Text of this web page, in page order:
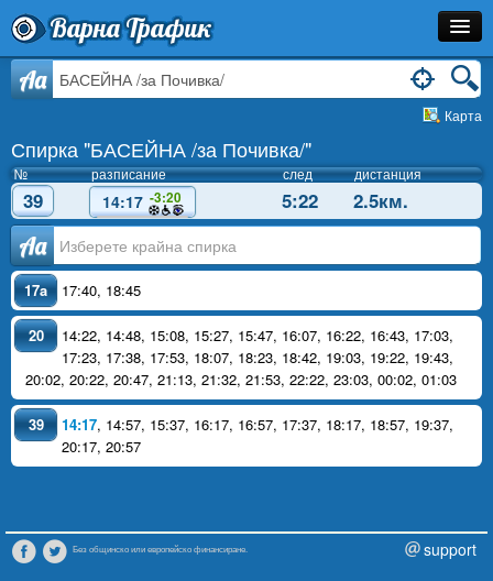
Варна Трафик
Спирка
Разписание
Как Да Стигна?
Инфо
Aa
Карта
Спирка "БАСЕЙНА /за Почивка/"
№ разписание след дистанция
39 14:17 -3:20 5:22 2.5км.
Аа
17a 17:40, 18:45
20 14:22, 14:48, 15:08, 15:27, 15:47, 16:07, 16:22, 16:43, 17:03,
17:23, 17:38, 17:53, 18:07, 18:23, 18:42, 19:03, 19:22, 19:43,
20:02, 20:22, 20:47, 21:13, 21:32, 21:53, 22:22, 23:03, 00:02, 01:03
39 14:17, 14:57, 15:37, 16:17, 16:57, 17:37, 18:17, 18:57, 19:37,
20:17, 20:57
Без общинско или европейско финансиране. support